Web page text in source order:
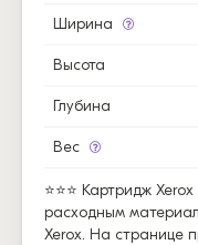
Ширина
Высота
Глубина
Вес
⭐⭐⭐ Картридж
расходным
Xerox. На странице